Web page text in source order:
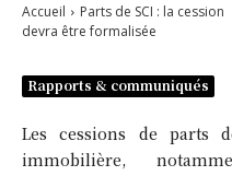
Accueil
Parts de SCI : la cession
devra être formalisée
Rapports & communiqués
Les cessions de parts
immobilière,